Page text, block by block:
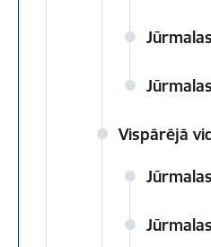
Vispārējā